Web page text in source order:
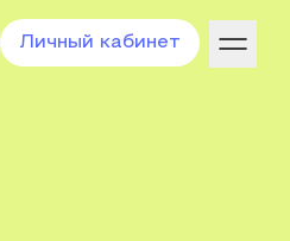
Личный кабинет